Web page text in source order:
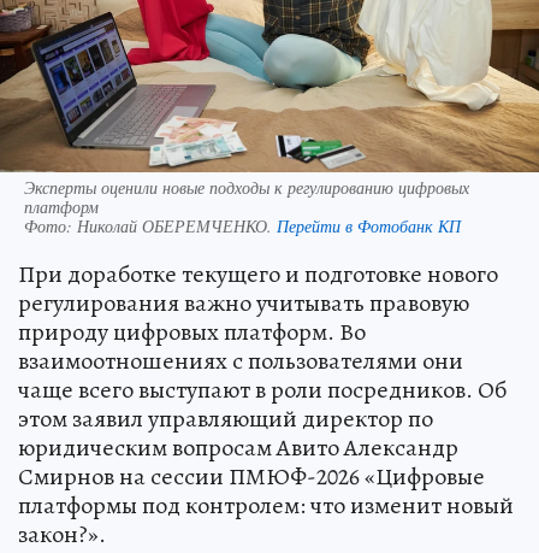
Эксперты оценили новые подходы к регулированию цифровых
платформ
Фото: Николай ОБЕРЕМЧЕНКО. Перейти в Фотобанк КП
При доработке текущего и подготовке нового
регулирования важно учитывать правовую
природу цифровых платформ. Во
взаимоотношениях с пользователями они
чаще всего выступают в роли посредников. Об
этом заявил управляющий директор по
юридическим вопросам Авито Александр
Смирнов на сессии ПМЮФ-2026 «Цифровые
платформы под контролем: что изменит новый
закон?».